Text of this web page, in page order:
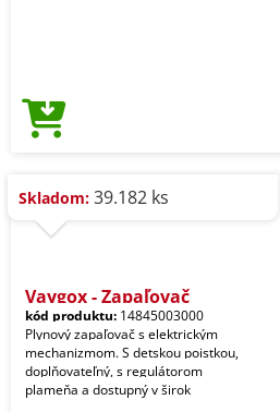
Skladom: 39.182 ks
Vaygox - Zapaľovač
kód produktu: 14845003000
Plynový zapaľovač s elektrickým
mechanizmom. S detskou poistkou,
doplňovateľný, s regulátorom
plameňa a dostupný v širok